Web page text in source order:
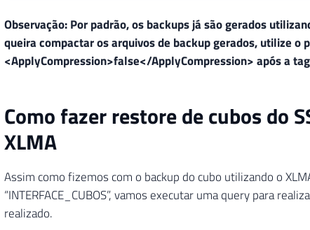
Observação: Por padrão, os backups já são gerados
queira compactar os arquivos de backup gerados, utilize o
<ApplyCompression>false</ApplyCompression> após a
Como fazer restore de cubos do
XLMA
Assim como fizemos com o backup do cubo utilizando o
“INTERFACE_CUBOS”, vamos executar uma query para
realizado.